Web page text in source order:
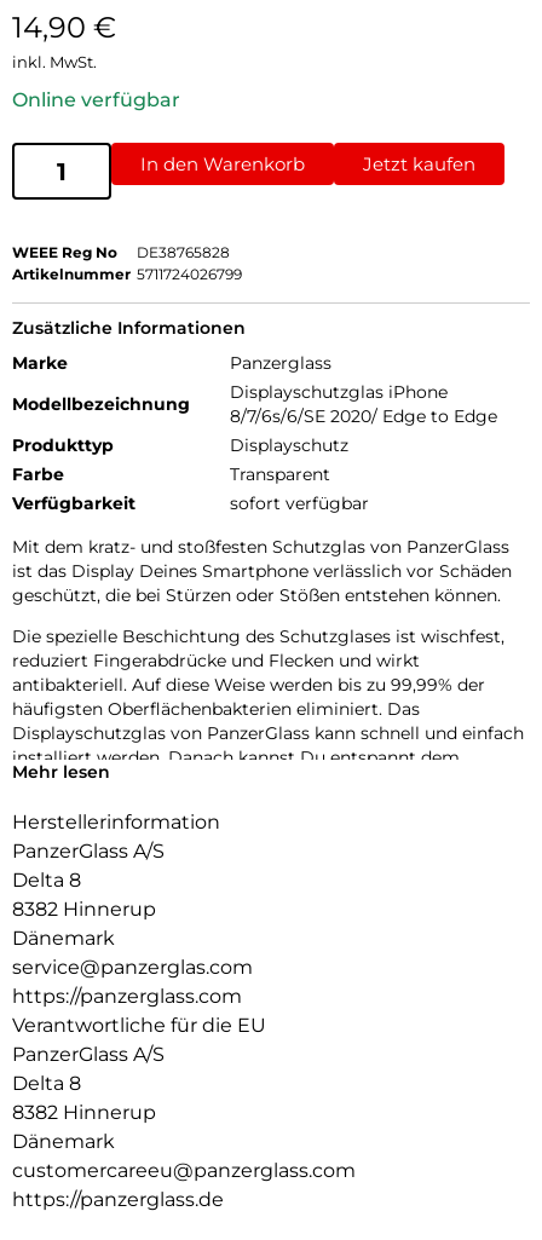
14,90 €
inkl. MwSt.
Online verfügbar
In den Warenkorb Jetzt kaufen
WEEE Reg No
DE38765828
Artikelnummer 5711724026799
Zusätzliche Informationen
Marke
Panzerglass
Modellbezeichnung
Displayschutzglas iPhone
8/7/6s/6/SE 2020/ Edge to Edge
Produkttyp
Displayschutz
Farbe
Transparent
Verfügbarkeit
sofort verfügbar
Mit dem kratz- und stoßfesten Schutzglas von PanzerGlass
ist das Display Deines Smartphone verlässlich vor Schäden
geschützt, die bei Stürzen oder Stößen entstehen können.
Die spezielle Beschichtung des Schutzglases ist wischfest,
reduziert Fingerabdrücke und Flecken und wirkt
antibakteriell. Auf diese Weise werden bis zu 99,99% der
häufigsten Oberflächenbakterien eliminiert. Das
Displayschutzglas von PanzerGlass kann schnell und einfach
installiert werden. Danach kannst Du entspannt dem
sicheren Schutz vertrauen, selbst wenn das Smartphone
Das Edge-to-Edge-Displayschutzglas deckt die gesamte
Oberfläche Deines Displays ab, lässt aber genug Platz für
Mehr lesen
Herstellerinformation
PanzerGlass A/S
Delta 8
8382 Hinnerup
Dänemark
service@panzerglas.com
https://panzerglass.com
Verantwortliche für die EU
PanzerGlass A/S
Delta 8
8382 Hinnerup
Dänemark
customercareeu@panzerglass.com
https://panzerglass.de